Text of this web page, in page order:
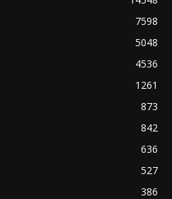
7598
5048
4536
1261
873
842
636
527
386